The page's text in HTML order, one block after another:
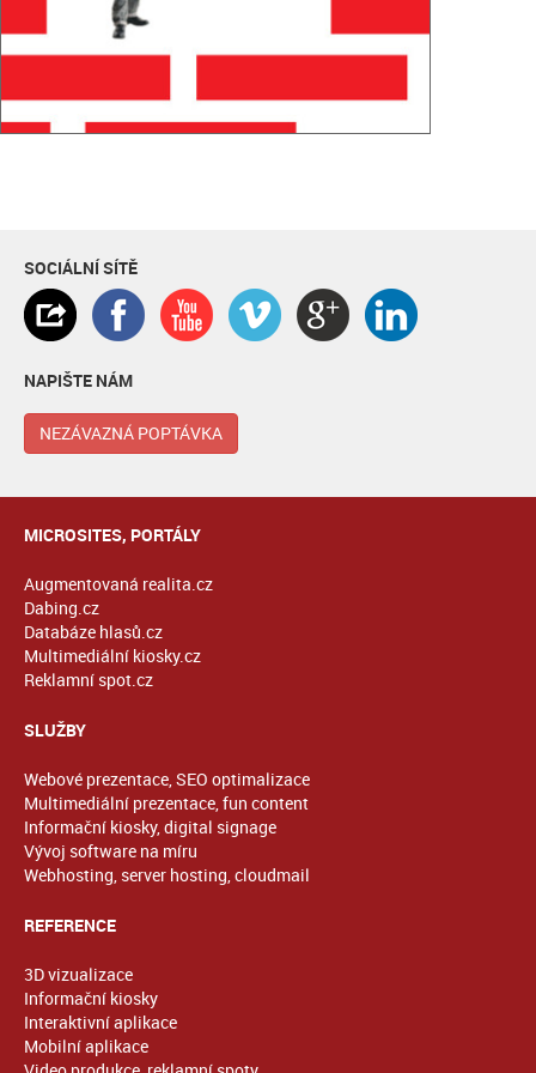
SOCIÁLNÍ SÍTĚ
NAPIŠTE NÁM
NEZÁVAZNÁ POPTÁVKA
MICROSITES, PORTÁLY
Augmentovaná realita.cz
Dabing.cz
Databáze hlasů.cz
Multimediální kiosky.cz
Reklamní spot.cz
SLUŽBY
Webové prezentace, SEO optimalizace
Multimediální prezentace, fun content
Informační kiosky, digital signage
Vývoj software na míru
Webhosting, server hosting, cloudmail
REFERENCE
3D vizualizace
Informační kiosky
Interaktivní aplikace
Mobilní aplikace